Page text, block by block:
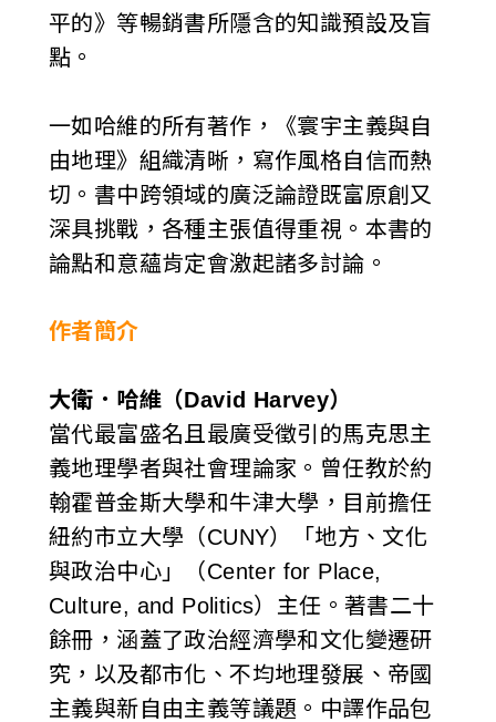
平的》等暢銷書所隱含的知識預設及盲
點。
一如哈維的所有著作，《寰宇主義與自
由地理》組織清晰，寫作風格自信而熱
切。書中跨領域的廣泛論證既富原創又
深具挑戰，各種主張值得重視。本書的
論點和意蘊肯定會激起諸多討論。
作者簡介
大衛．哈維（David Harvey）
當代最富盛名且最廣受徵引的馬克思主
義地理學者與社會理論家。曾任教於約
翰霍普金斯大學和牛津大學，目前擔任
紐約市立大學（CUNY）「地方、文化
與政治中心」（Center for Place,
Culture, and Politics）主任。著書二十
餘冊，涵蓋了政治經濟學和文化變遷研
究，以及都市化、不均地理發展、帝國
主義與新自由主義等議題。中譯作品包